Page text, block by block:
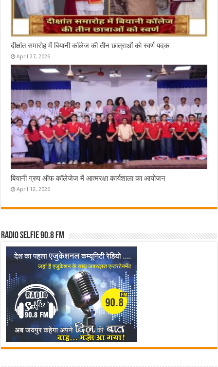
दीक्षांत समारोह में बियानी कॉलेज की तीन छात्राओं को स्वर्ण पदक
April 27, 2026
बियानी ग्रुप ऑफ कॉलेजेज में आत्मरक्षा कार्यशाला का आयोजन
April 12, 2026
Radio Selfie 90.8 FM